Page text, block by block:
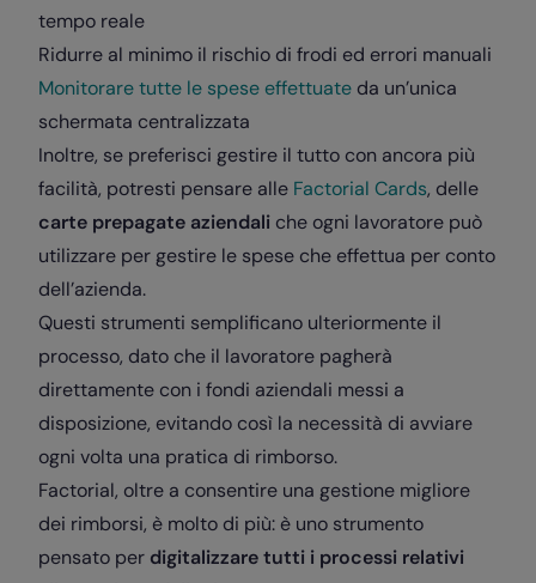
tempo reale
Ridurre al minimo il rischio di frodi ed errori manuali
Monitorare tutte le spese effettuate da un’unica
schermata centralizzata
Inoltre, se preferisci gestire il tutto con ancora più
facilità, potresti pensare alle Factorial Cards, delle
carte prepagate aziendali che ogni lavoratore può
utilizzare per gestire le spese che effettua per conto
dell’azienda.
Questi strumenti semplificano ulteriormente il
processo, dato che il lavoratore pagherà
direttamente con i fondi aziendali messi a
disposizione, evitando così la necessità di avviare
ogni volta una pratica di rimborso.
Factorial, oltre a consentire una gestione migliore
dei rimborsi, è molto di più: è uno strumento
pensato per digitalizzare tutti i processi relativi